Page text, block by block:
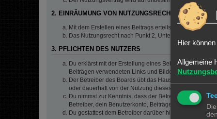
2. EINRÄUMUNG VON NUTZUNGSRECHTEN
Mit dem Erstellen eines Beitrags erteilst du dem
Das Nutzungsrecht nach Punkt 2, Unterpunkt a bleibt
3. PFLICHTEN DES NUTZERS
Du erklärst mit der Erstellung eines Beitrags, dass er
Beiträgen verwendeten Links und Bilder zu setzen bzw.
Der Betreiber des Boards übt das Hausrecht aus. Bei
oder dauerhaft von der Nutzung dieses Boards
Du nimmst zur Kenntnis, dass der Betreiber keine
Betreiber, dein Benutzerkonto, Beiträge und Funktionen
Du gestattest dem Betreiber darüber hinaus, deine
Hier
Allgemeine